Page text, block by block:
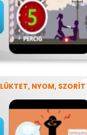
LÜKTET, NYOM, SZORÍT